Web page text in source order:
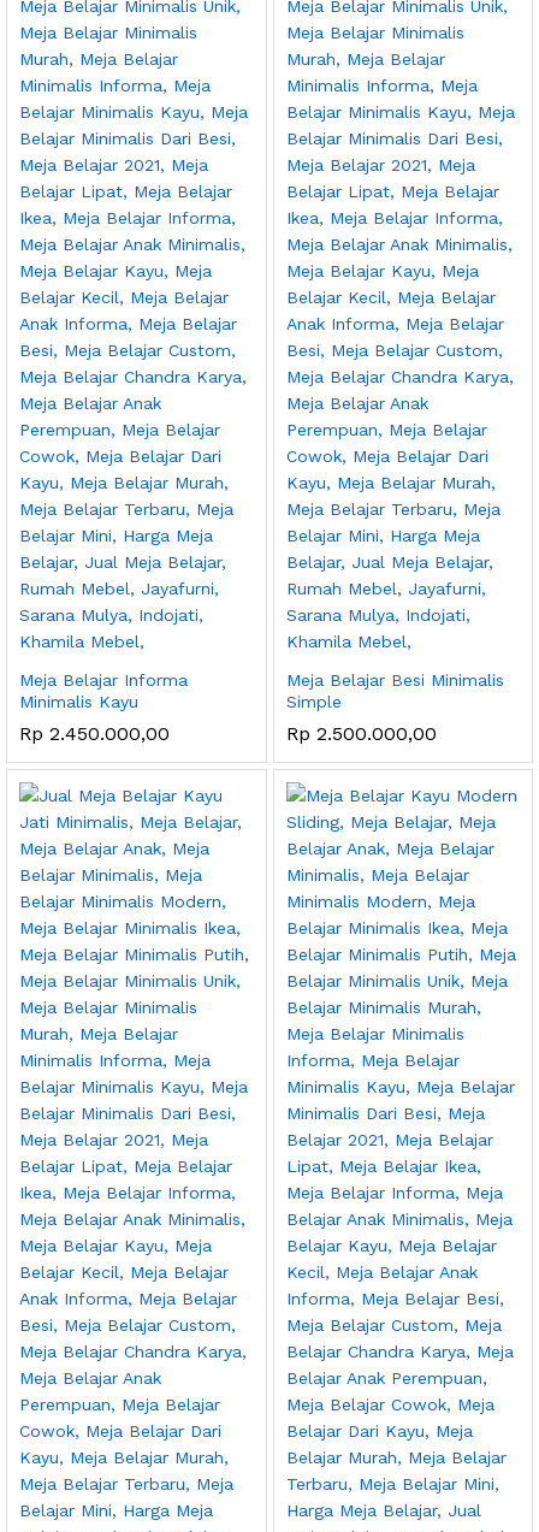
Meja Belajar Informa
Minimalis Kayu
Rp 2.450.000,00
Meja Belajar Besi Minimalis
Simple
Rp 2.500.000,00